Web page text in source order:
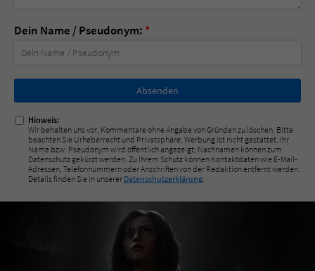
Dein Name / Pseudonym: *
Nicht
ausfüllen!
Hinweis:
Wir behalten uns vor, Kommentare ohne Angabe von Gründen zu löschen. Bitte
beachten Sie Urheberrecht und Privatsphäre; Werbung ist nicht gestattet. Ihr
Name bzw. Pseudonym wird öffentlich angezeigt; Nachnamen können zum
Datenschutz gekürzt werden. Zu Ihrem Schutz können Kontaktdaten wie E-Mail-
Adressen, Telefonnummern oder Anschriften von der Redaktion entfernt werden.
Details finden Sie in unserer Datenschutzerklärung